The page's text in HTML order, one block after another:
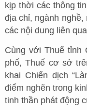
kịp thời các thông
địa chỉ, ngành
các nội dung liên
Cùng với Thuế tỉnh
phố, Thuế cơ sở
khai Chiến dịch
điểm nghẽn trong
tinh thần phát động